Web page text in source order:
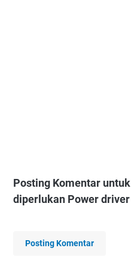
Posting Komentar
diperlukan Power driver
Posting Komentar